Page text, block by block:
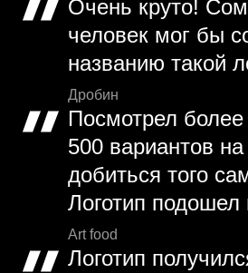
Очень круто!
человек мог бы
названию такой
Дробин
Посмотрел более
500 вариантов
добиться того
Логотип подошел
Art food
Логотип